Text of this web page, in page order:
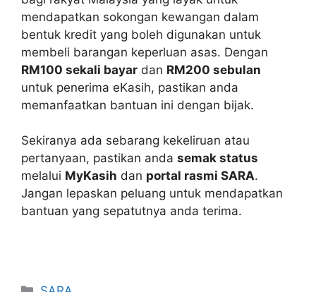
mendapatkan sokongan kewangan dalam
bentuk kredit yang boleh digunakan untuk
membeli barangan keperluan asas. Dengan
RM100 sekali bayar dan RM200 sebulan
untuk penerima eKasih, pastikan anda
memanfaatkan bantuan ini dengan bijak.
Sekiranya ada sebarang kekeliruan atau
pertanyaan, pastikan anda semak status
melalui MyKasih dan portal rasmi SARA.
Jangan lepaskan peluang untuk mendapatkan
bantuan yang sepatutnya anda terima.
Categories